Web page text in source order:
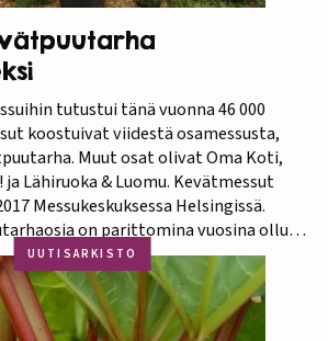
tutustui tänä vuonna 46 000
koostuivat viidestä osamessusta,
Muut osat olivat Oma Koti,
Lähiruoka & Luomu. Kevätmessut
Messukeskuksessa Helsingissä.
on parittomina vuosina ollut
Oma Piha -messut. Jatkossa
nimi tulee olemaan
kumppanina on
UUTISARKISTO